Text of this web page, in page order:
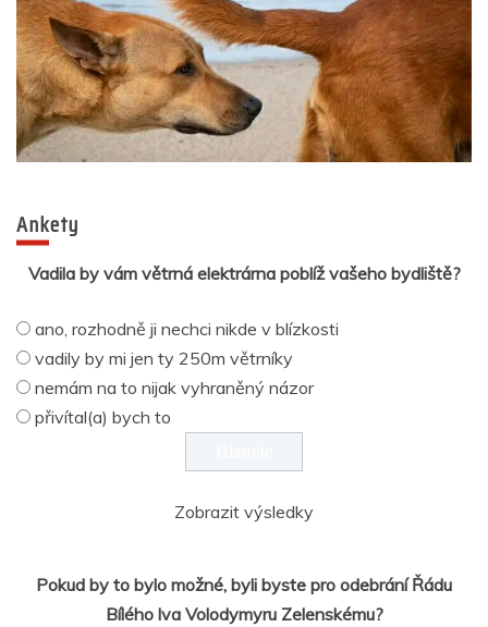
Ankety
Vadila by vám větrná elektrárna poblíž vašeho bydliště?
ano, rozhodně ji nechci nikde v blízkosti
vadily by mi jen ty 250m větrníky
nemám na to nijak vyhraněný názor
přivítal(a) bych to
Zobrazit výsledky
Pokud by to bylo možné, byli byste pro odebrání Řádu
Bílého lva Volodymyru Zelenskému?